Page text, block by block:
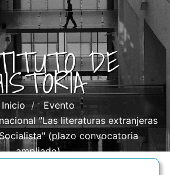
DE
Inicio
Evento
"Las literaturas extranjeras
(plazo convocatoria
ampliado)